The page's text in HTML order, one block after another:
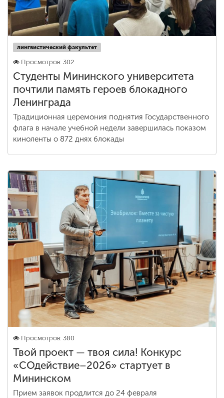
лингвистический факультет
Просмотров: 302
Студенты Мининского университета
почтили память героев блокадного
Ленинграда
Традиционная церемония поднятия Государственного
флага в начале учебной недели завершилась показом
киноленты о 872 днях блокады
Просмотров: 380
Твой проект — твоя сила! Конкурс
«СОдействие–2026» стартует в
Мининском
Прием заявок продлится до 24 февраля